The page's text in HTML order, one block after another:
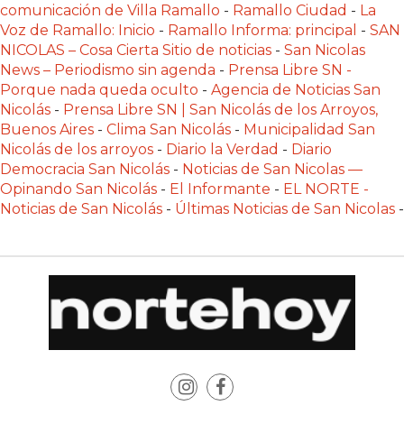
OTRAS
PLATAFORMAS
DE
VENTA
POR
WHATSAPP
CÓMO
RECIBIR
PEDIDOS
comunicación de Villa Ramallo - Ramallo Ciudad - La
Voz de Ramallo: Inicio - Ramallo Informa: principal - SAN
NICOLAS – Cosa Cierta Sitio de noticias - San Nicolas
News – Periodismo sin agenda - Prensa Libre SN -
Porque nada queda oculto - Agencia de Noticias San
Nicolás - Prensa Libre SN | San Nicolás de los Arroyos,
Buenos Aires - Clima San Nicolás - Municipalidad San
Nicolás de los arroyos - Diario la Verdad - Diario
Democracia San Nicolás - Noticias de San Nicolas —
Opinando San Nicolás - El Informante - EL NORTE -
Noticias de San Nicolás - Últimas Noticias de San Nicolas -